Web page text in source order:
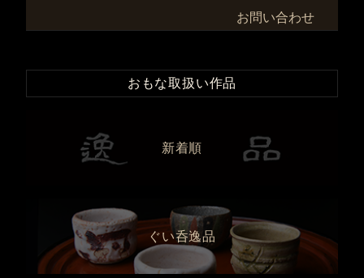
お問い合わせ
おもな取扱い作品
新着順
ぐい呑逸品